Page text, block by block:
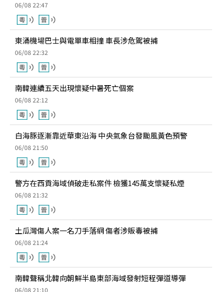
06/08 22:47
東涌機場巴士與電單車相撞 車長涉危駕被捕
06/08 22:32
南韓連續五天出現懷疑中暑死亡個案
06/08 22:12
白海豚逐漸靠近華東沿海 中央氣象台發颱風黃色預警
06/08 21:50
警方在西貢海域偵破走私案件 檢獲145萬支懷疑私煙
06/08 21:32
土瓜灣傷人案一名刀手落網 傷者涉販毒被捕
06/08 21:24
南韓聲稱北韓向朝鮮半島東部海域發射短程彈道導彈
06/08 21:10